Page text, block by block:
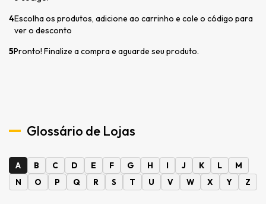
4Escolha os produtos, adicione ao carrinho e cole o código para
ver o desconto
5Pronto! Finalize a compra e aguarde seu produto.
Glossário de Lojas
A B C D E F G H I J K L
M
N
O P Q R S T U V W X Y Z